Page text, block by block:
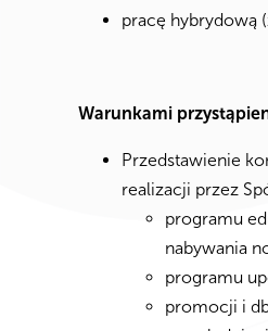
pracę hybrydową
Warunkami
Przedstawienie
realizacji przez
programu
nabywania
programu
promocji i